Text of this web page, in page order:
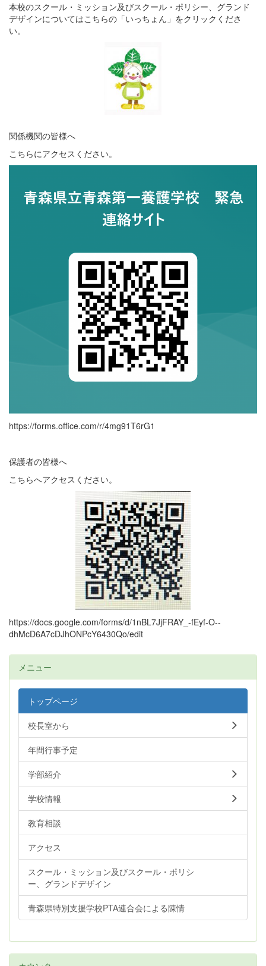
本校のスクール・ミッション及びスクール・ポリシー、グランド
デザインについてはこちらの「いっちょん」をクリックくださ
い。
関係機関の皆様へ
こちらにアクセスください。
https://forms.office.com/r/4mg91T6rG1
保護者の皆様へ
こちらへアクセスください。
https://docs.google.com/forms/d/1nBL7JjFRAY_-fEyf-O--
dhMcD6A7cDJhONPcY6430Qo/edit
メニュー
トップページ
校長室から
年間行事予定
学部紹介
学校情報
教育相談
アクセス
スクール・ミッション及びスクール・ポリシ
ー、グランドデザイン
青森県特別支援学校PTA連合会による陳情